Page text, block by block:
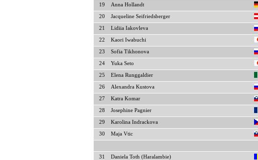
19 Anna Hollandt
20 Jacqueline Seifriedsberger
21 Lidiia Iakovleva
22 Kaori Iwabuchi
23 Sofia Tikhonova
24 Yuka Seto
25 Elena Runggaldier
26 Alexandra Kustova
27 Katra Komar
28 Josephine Pagnier
29 Karolina Indrackova
30 Maja Vtic
31 Daniela Toth (Haralambie)